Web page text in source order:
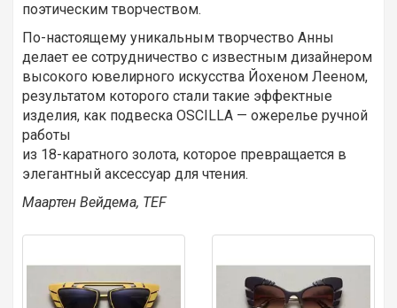
поэтическим творчеством.
По-настоящему уникальным творчество Анны
делает ее сотрудничество с известным дизайнером
высокого ювелирного искусства Йохеном Лееном,
результатом которого стали такие эффектные
изделия, как подвеска OSCILLA — ожерелье ручной
работы
из 18-каратного золота, которое превращается в
элегантный аксессуар для чтения.
Маартен Вейдема, TEF